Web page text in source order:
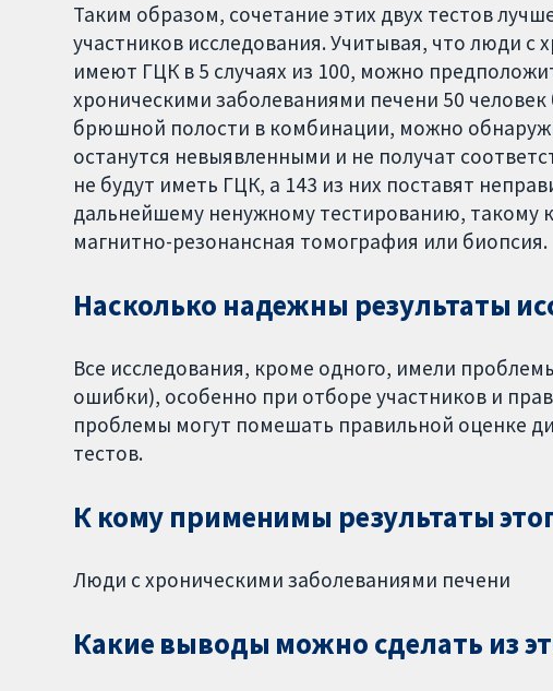
Таким образом, сочетание этих двух тестов
участников исследования. Учитывая, что люди с
имеют ГЦК в 5 случаях из 100, можно
хроническими заболеваниями печени 50
брюшной полости в комбинации, можно
останутся невыявленными и не получат
не будут иметь ГЦК, а 143 из них поставят
дальнейшему ненужному тестированию, такому
магнитно-резонансная томография или биопсия.
Насколько надежны результаты
Все исследования, кроме одного, имели
ошибки), особенно при отборе участников и
проблемы могут помешать правильной оценке
тестов.
К кому применимы результаты
Люди с хроническими заболеваниями печени
Какие выводы можно сделать из